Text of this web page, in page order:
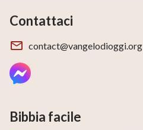
Contattaci
contact@vangelodioggi.org
Bibbia facile